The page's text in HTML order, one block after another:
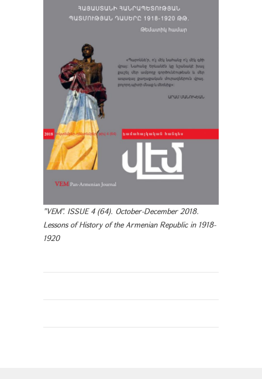
"VEM". ISSUE 4 (64). October-December 2018.
Lessons of History of the Armenian Republic in 1918-
1920